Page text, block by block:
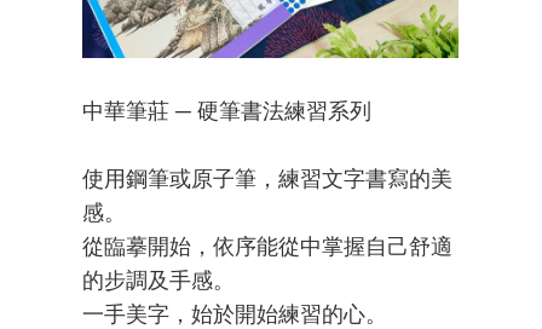
中華筆莊 ─ 硬筆書法練習系列
使用鋼筆或原子筆，練習文字書寫的美
感。
從臨摹開始，依序能從中掌握自己舒適
的步調及手感。
一手美字，始於開始練習的心。